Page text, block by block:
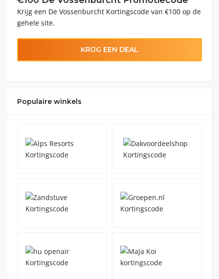
Krijg een De Vossenburcht Kortingscode van €100 op de
gehele site.
KRIJG EEN DEAL
Populaire winkels